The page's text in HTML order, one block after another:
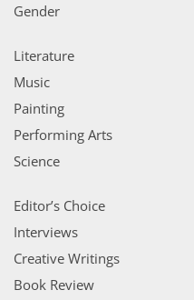
Gender
Literature
Music
Painting
Performing Arts
Science
Editor’s Choice
Interviews
Creative Writings
Book Review